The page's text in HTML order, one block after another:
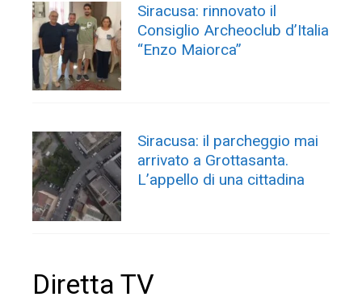
Siracusa: rinnovato il
Consiglio Archeoclub d’Italia
“Enzo Maiorca”
Siracusa: il parcheggio mai
arrivato a Grottasanta.
L’appello di una cittadina
Diretta TV